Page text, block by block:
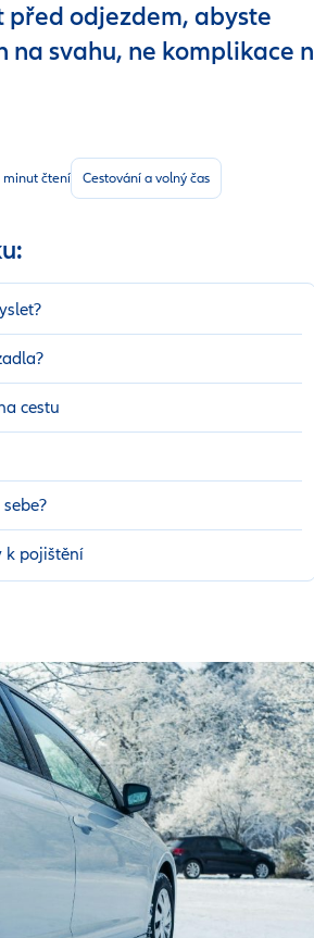
před odjezdem, abyste
na svahu, ne komplikace
minut čtení Cestování a volný čas
cestu
k pojištění